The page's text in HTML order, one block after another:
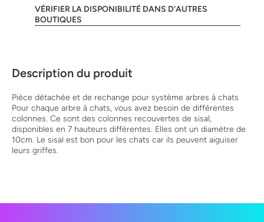
VÉRIFIER LA DISPONIBILITÉ DANS D'AUTRES
BOUTIQUES
Description du produit
Pièce détachée et de rechange pour système arbres à chats
Pour chaque arbre à chats, vous avez besoin de différentes
colonnes. Ce sont des colonnes recouvertes de sisal,
disponibles en 7 hauteurs différentes. Elles ont un diamètre de
10cm. Le sisal est bon pour les chats car ils peuvent aiguiser
leurs griffes.